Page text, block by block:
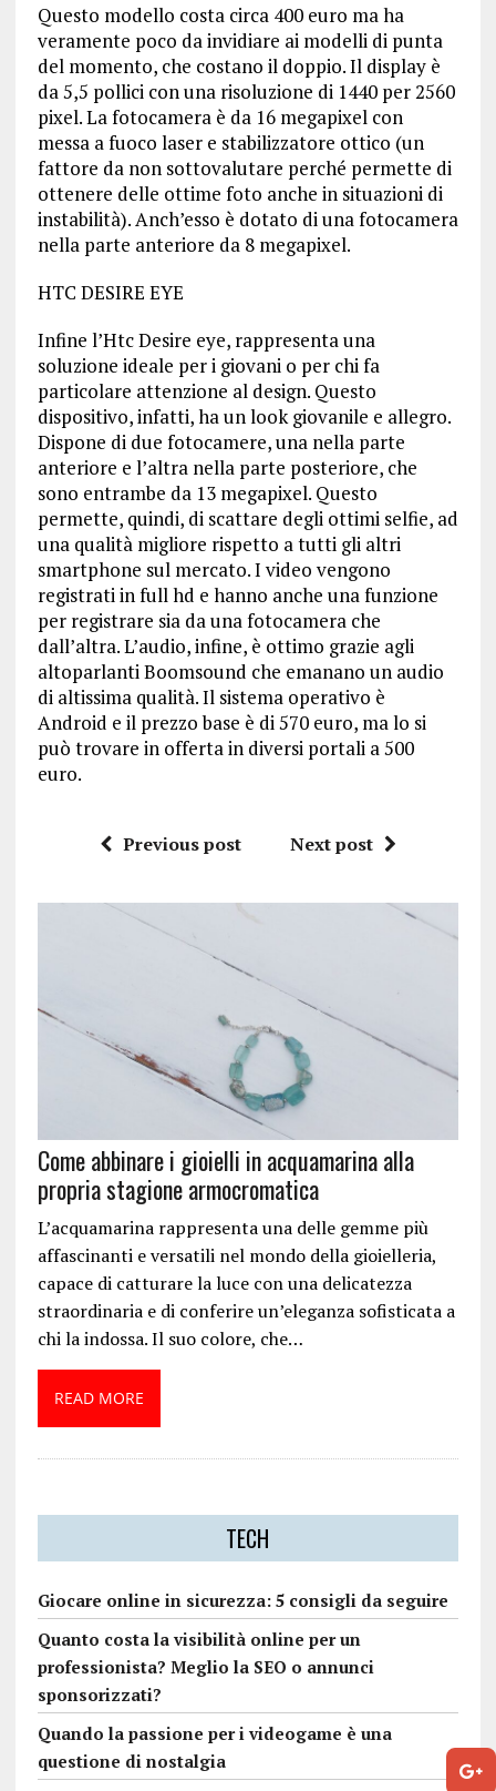
Questo modello costa circa 400 euro ma ha
veramente poco da invidiare ai modelli di punta
del momento, che costano il doppio. Il display è
da 5,5 pollici con una risoluzione di 1440 per 2560
pixel. La fotocamera è da 16 megapixel con
messa a fuoco laser e stabilizzatore ottico (un
fattore da non sottovalutare perché permette di
ottenere delle ottime foto anche in situazioni di
instabilità). Anch’esso è dotato di una fotocamera
nella parte anteriore da 8 megapixel.
HTC DESIRE EYE
Infine l’Htc Desire eye, rappresenta una
soluzione ideale per i giovani o per chi fa
particolare attenzione al design. Questo
dispositivo, infatti, ha un look giovanile e allegro.
Dispone di due fotocamere, una nella parte
anteriore e l’altra nella parte posteriore, che
sono entrambe da 13 megapixel. Questo
permette, quindi, di scattare degli ottimi selfie, ad
una qualità migliore rispetto a tutti gli altri
smartphone sul mercato. I video vengono
registrati in full hd e hanno anche una funzione
per registrare sia da una fotocamera che
dall’altra. L’audio, infine, è ottimo grazie agli
altoparlanti Boomsound che emanano un audio
di altissima qualità. Il sistema operativo è
Android e il prezzo base è di 570 euro, ma lo si
può trovare in offerta in diversi portali a 500
euro.
Previous post Next post
Come abbinare i gioielli in acquamarina alla
propria stagione armocromatica
L’acquamarina rappresenta una delle gemme più
affascinanti e versatili nel mondo della gioielleria,
capace di catturare la luce con una delicatezza
straordinaria e di conferire un’eleganza sofisticata a
chi la indossa. Il suo colore, che…
READ MORE
TECH
Giocare online in sicurezza: 5 consigli da seguire
Quanto costa la visibilità online per un
professionista? Meglio la SEO o annunci
sponsorizzati?
Quando la passione per i videogame è una
questione di nostalgia